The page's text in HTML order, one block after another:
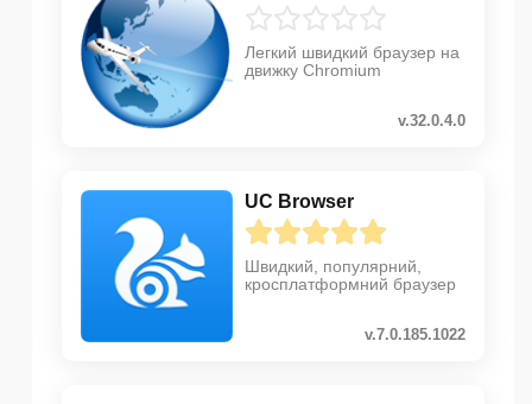
Легкий швидкий браузер на
движку Chromium
v.32.0.4.0
UC Browser
Швидкий, популярний,
кросплатформний браузер
v.7.0.185.1022